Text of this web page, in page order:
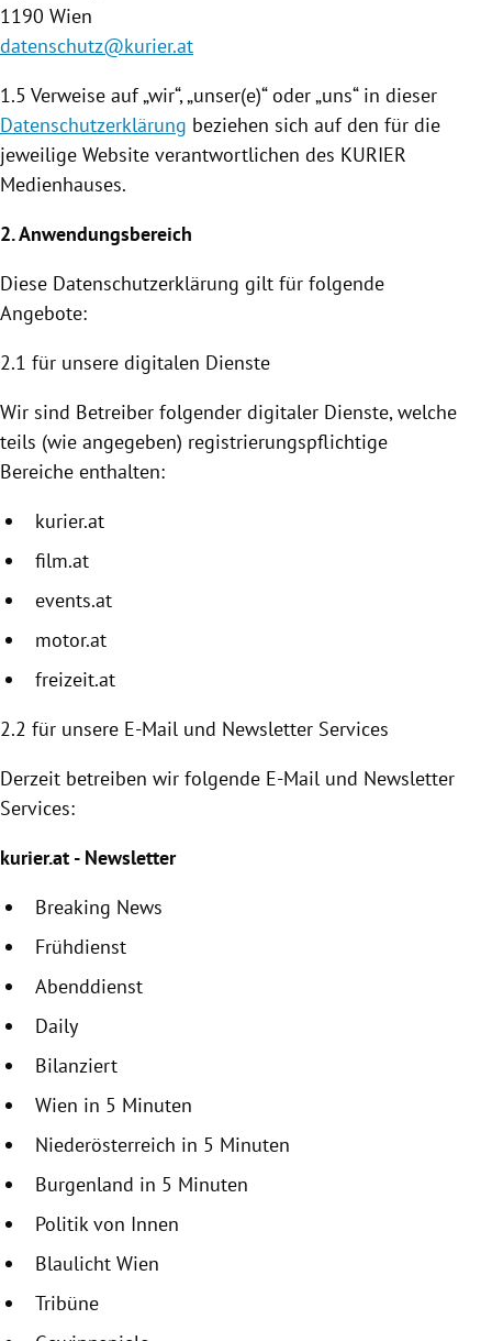
1190 Wien
datenschutz@kurier.at
1.5 Verweise auf „wir“, „unser(e)“ oder „uns“ in dieser
Datenschutzerklärung beziehen sich auf den für die
jeweilige Website verantwortlichen des KURIER
Medienhauses.
2. Anwendungsbereich
Diese Datenschutzerklärung gilt für folgende
Angebote:
2.1 für unsere digitalen Dienste
Wir sind Betreiber folgender digitaler Dienste, welche
teils (wie angegeben) registrierungspflichtige
Bereiche enthalten:
kurier.at
film.at
events.at
motor.at
freizeit.at
2.2 für unsere E-Mail und Newsletter Services
Derzeit betreiben wir folgende E-Mail und Newsletter
Services:
kurier.at - Newsletter
Breaking News
Frühdienst
Abenddienst
Daily
Bilanziert
Wien in 5 Minuten
Niederösterreich in 5 Minuten
Burgenland in 5 Minuten
Politik von Innen
Blaulicht Wien
Tribüne